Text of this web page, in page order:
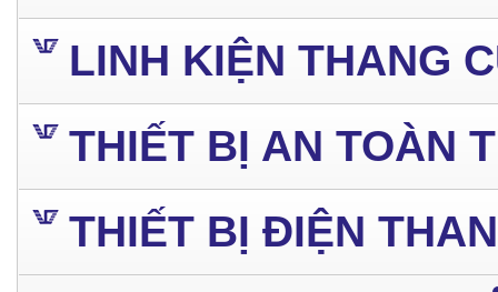
LINH KIỆN THANG
THIẾT BỊ AN TOÀN
THIẾT BỊ ĐIỆN